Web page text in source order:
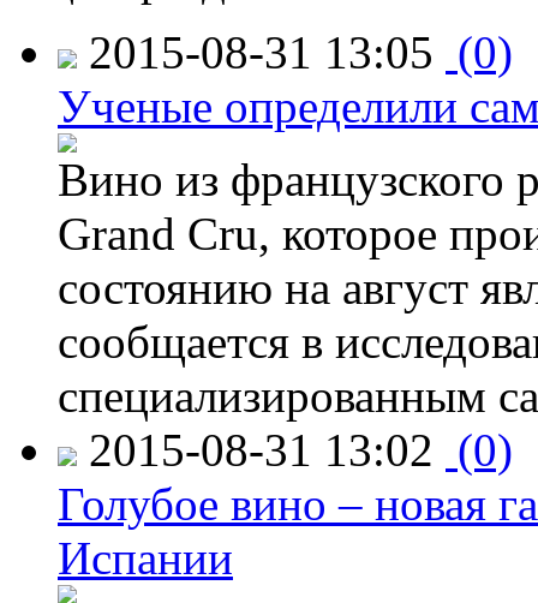
2015-08-31 13:05 (0)
Ученые определили
Вино из французского
Grand Cru, которое
состоянию на август
сообщается в
специализированным
2015-08-31 13:02 (0)
Голубое вино – новая
Испании